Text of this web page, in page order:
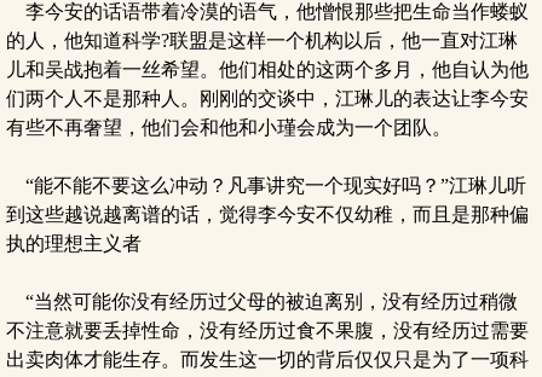
李今安的话语带着冷漠的语气，他憎恨那些把生命当作蝼蚁
的人，他知道科学?联盟是这样一个机构以后，他一直对江琳
儿和吴战抱着一丝希望。他们相处的这两个多月，他自认为他
们两个人不是那种人。刚刚的交谈中，江琳儿的表达让李今安
有些不再奢望，他们会和他和小瑾会成为一个团队。
“能不能不要这么冲动？凡事讲究一个现实好吗？”江琳儿听
到这些越说越离谱的话，觉得李今安不仅幼稚，而且是那种偏
执的理想主义者
“当然可能你没有经历过父母的被迫离别，没有经历过稍微
不注意就要丢掉性命，没有经历过食不果腹，没有经历过需要
出卖肉体才能生存。而发生这一切的背后仅仅只是为了一项科